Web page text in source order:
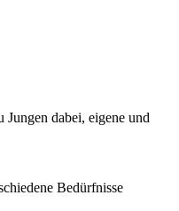
Jungen dabei, eigene und
Bedürfnisse